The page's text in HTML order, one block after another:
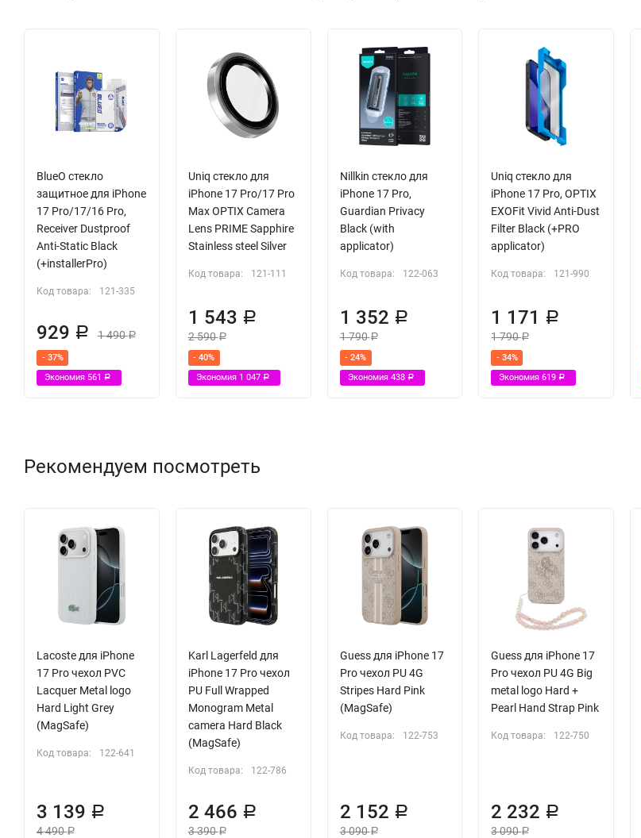
BlueO стекло
защитное для iPhone
17 Pro/17/16 Pro,
Receiver Dustproof
Anti-Static Black
(+installerPro)
Код товара: 121-335
929 Р 1 490Р
- 37%
Экономия 561 Р
Uniq стекло для
iPhone 17 Pro/17 Pro
Max OPTIX Camera
Lens PRIME Sapphire
Stainless steel Silver
Код товара: 121-111
1 543 Р
2 590Р
- 40%
Экономия 1 047 Р
Nillkin стекло для
iPhone 17 Pro,
Guardian Privacy
Black (with
applicator)
Код товара: 122-063
1 352 Р
1 790Р
- 24%
Экономия 438 Р
Uniq стекло для
iPhone 17 Pro, OPTIX
EXOFit Vivid Anti-Dust
Filter Black (+PRO
applicator)
Код товара: 121-990
1 171 Р
1 790Р
- 34%
Экономия619Р
Рекомендуем посмотреть
Lacoste для iPhone
17 Pro чехол PVC
Lacquer Metal logo
Hard Light Grey
(MagSafe)
Код товара: 122-641
3 139 Р
4 490Р
Karl Lagerfeld для
iPhone 17 Pro чехол
PU Full Wrapped
Monogram Metal
camera Hard Black
(MagSafe)
Код товара: 122-786
2 466 Р
3 390Р
Guess для iPhone 17
Pro чехол PU 4G
Stripes Hard Pink
(MagSafe)
Код товара: 122-753
2 152 Р
3 090Р
Guess для iPhone 17
Pro чехол PU 4G Big
metal logo Hard +
Pearl Hand Strap Pink
Код товара: 122-750
2 232 Р
3 090Р